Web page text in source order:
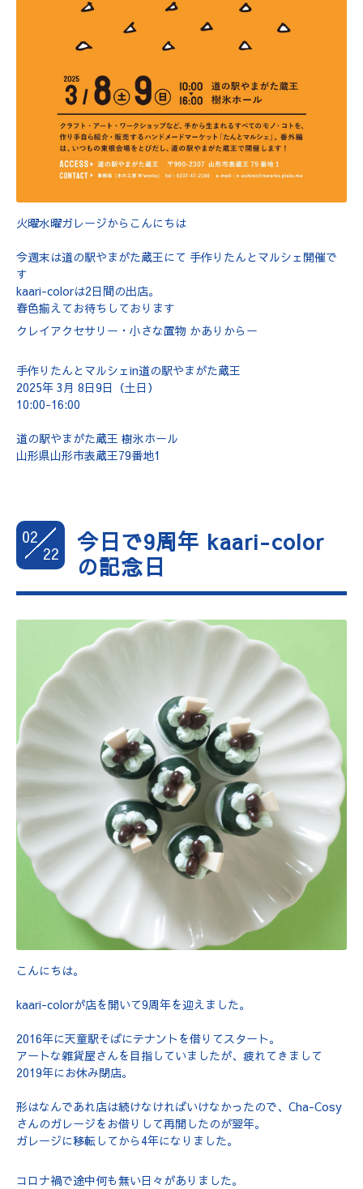
火曜水曜ガレージからこんにちは
今週末は道の駅やまがた蔵王にて 手作りたんとマルシェ開催で
す
kaari-colorは2日間の出店。
春色揃えてお待ちしております
クレイアクセサリー・小さな置物 かありからー
手作りたんとマルシェin道の駅やまがた蔵王
2025年 3月 8日9日（土日）
10:00-16:00
道の駅やまがた蔵王 樹氷ホール
山形県山形市表蔵王79番地1
02
22
今日で9周年 kaari-color
の記念日
こんにちは。
kaari-colorが店を開いて9周年を迎えました。
2016年に天童駅そばにテナントを借りてスタート。
アートな雑貨屋さんを目指していましたが、疲れてきまして
2019年にお休み閉店。
形はなんであれ店は続けなければいけなかったので、Cha-Cosy
さんのガレージをお借りして再開したのが翌年。
ガレージに移転してから4年になりました。
コロナ禍で途中何も無い日々がありました。